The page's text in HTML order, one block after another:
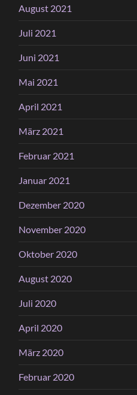
August 2021
Juli 2021
Juni 2021
Mai 2021
April 2021
März 2021
Februar 2021
Januar 2021
Dezember 2020
November 2020
Oktober 2020
August 2020
Juli 2020
April 2020
März 2020
Februar 2020